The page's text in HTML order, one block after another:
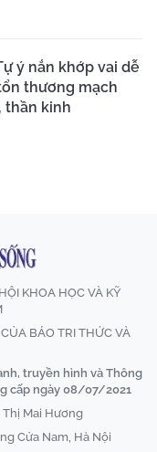
ý nắn khớp vai dễ
thương mạch
thần kinh
KHOA HỌC VÀ KỸ
BÁO TRI THỨC VÀ
truyền hình và Thông
cấp ngày 08/07/2021
Mai Hương
Cửa Nam, Hà Nội